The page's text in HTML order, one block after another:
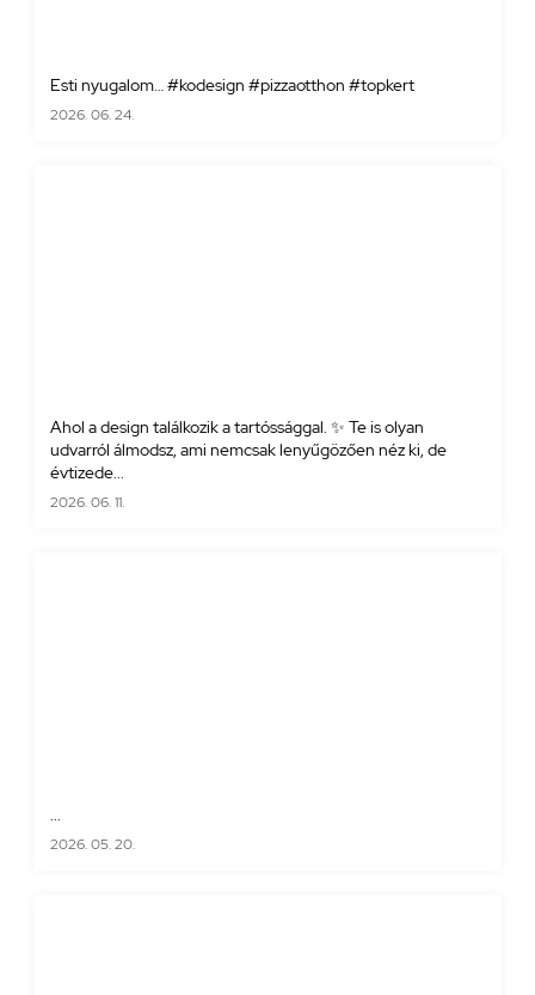
Esti nyugalom… #kodesign #pizzaotthon #topkert
2026. 06. 24.
Ahol a design találkozik a tartóssággal. ✨ Te is olyan
udvarról álmodsz, ami nemcsak lenyűgözően néz ki, de
évtizede...
2026. 06. 11.
...
2026. 05. 20.